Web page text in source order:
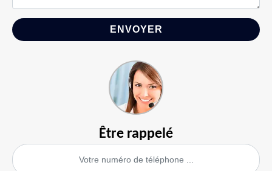
Être rappelé